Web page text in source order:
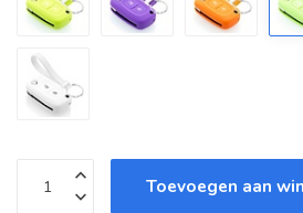
Toevoegen aan